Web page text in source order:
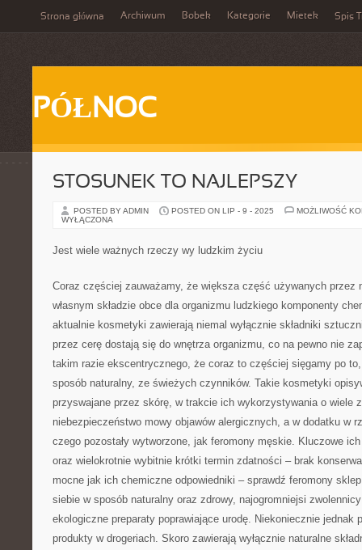
Strona główna Archiwum Bobek Kategorie Mietek Spis
PÓŁNOC
STOSUNEK TO NAJLEPSZY
POSTED BY ADMIN POSTED ON LIP - 9 - 2025
MOŻLIWOŚĆ
WYŁĄCZONA
Jest wiele ważnych rzeczy wy ludzkim życiu
Coraz częściej zauważamy, że większa część używanych przez
własnym składzie obce dla organizmu ludzkiego komponenty
aktualnie kosmetyki zawierają niemal wyłącznie składniki
przez cerę dostają się do wnętrza organizmu, co na pewno nie
takim razie ekscentrycznego, że coraz to częściej sięgamy po
sposób naturalny, ze świeżych czynników. Takie kosmetyki
przyswajane przez skórę, w trakcie ich wykorzystywania o wiele
niebezpieczeństwo mowy objawów alergicznych, a w dodatku w
czego pozostały wytworzone, jak feromony męskie. Kluczowe
oraz wielokrotnie wybitnie krótki termin zdatności – brak
mocne jak ich chemiczne odpowiedniki – sprawdź feromony
siebie w sposób naturalny oraz zdrowy, najogromniejsi
ekologiczne preparaty poprawiające urodę. Niekoniecznie jednak
produkty w drogeriach. Skoro zawierają wyłącznie naturalne